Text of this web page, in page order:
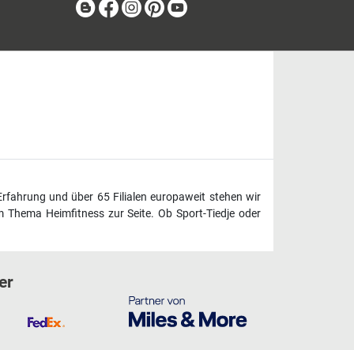
BlogFacebook
Instagram
Pinterest
und über 65 Filialen europaweit stehen wir
Heimfitness zur Seite. Ob Sport-Tiedje oder